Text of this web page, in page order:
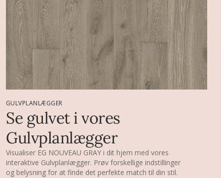
GULVPLANLÆGGER
Se gulvet i vores
Gulvplanlægger
Visualiser EG NOUVEAU GRAY i dit hjem med vores
interaktive Gulvplanlægger. Prøv forskellige indstillinger
og belysning for at finde det perfekte match til din stil.